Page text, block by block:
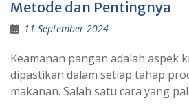
Metode dan Pentingnya
11 September 2024
Keamanan pangan adalah aspek
dipastikan dalam setiap tahap
makanan. Salah satu cara yang